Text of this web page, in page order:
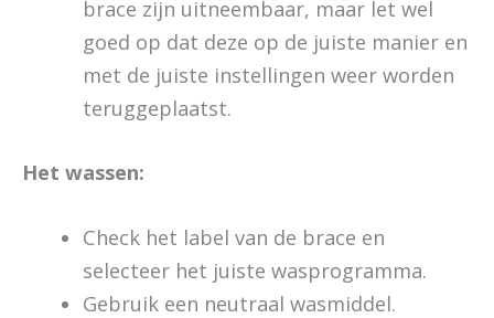
brace zijn uitneembaar, maar let wel
goed op dat deze op de juiste manier en
met de juiste instellingen weer worden
teruggeplaatst.
Het wassen:
Check het label van de brace en
selecteer het juiste wasprogramma.
Gebruik een neutraal wasmiddel.